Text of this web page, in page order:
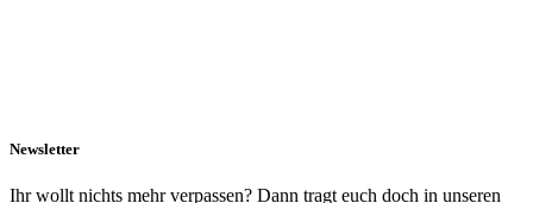
Newsletter
Ihr wollt nichts mehr verpassen? Dann tragt euch doch in unseren